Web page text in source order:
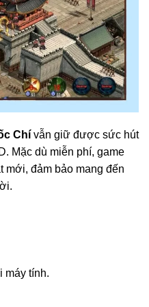
Chí vẫn giữ được sức hút
Mặc dù miễn phí, game
mới, đảm bảo mang đến
máy tính.